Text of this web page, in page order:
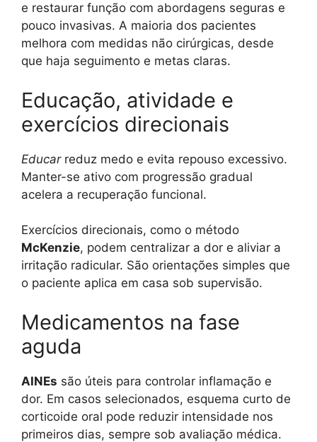
e restaurar função com abordagens seguras e
pouco invasivas. A maioria dos pacientes
melhora com medidas não cirúrgicas, desde
que haja seguimento e metas claras.
Educação, atividade e
exercícios direcionais
Educarreduz medo e evita repouso excessivo.
Manter-se ativo com progressão gradual
acelera a recuperação funcional.
Exercícios direcionais, como o método
McKenzie, podem centralizar a dor e aliviar a
irritação radicular. São orientações simples que
o paciente aplica em casa sob supervisão.
Medicamentos na fase
aguda
AINEs são úteis para controlar inflamação e
dor. Em casos selecionados, esquema curto de
corticoide oral pode reduzir intensidade nos
primeiros dias, sempre sob avaliação médica.